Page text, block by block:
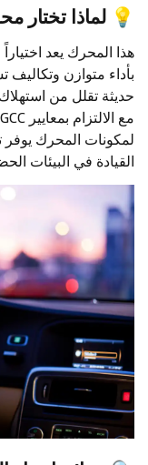
💡 لماذا تختار محرك 3
هذا المحرك يعد
بأداء متوازن
حديثة تقلل من
لمكونات المحرك
القيادة في البيئات